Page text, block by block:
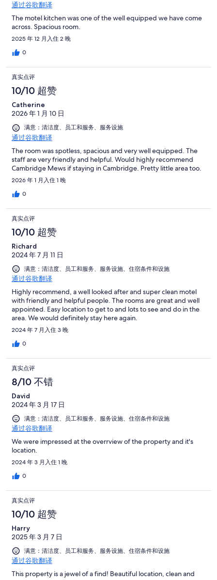
通过谷歌翻译
The motel kitchen was one of the well equipped we have come
across. Spacious room.
2025 年 12 月入住 2 晚
0
真实点评
10/10 超赞
Catherine
2026 年 1 月 10 日
满意：清洁度、员工和服务、服务设施
通过谷歌翻译
The room was spotless, spacious and very well equipped. The
staff are very friendly and helpful. Would highly recommend
Cambridge Mews if staying in Cambridge. Pretty little area too.
2026 年 1 月入住 1 晚
0
真实点评
10/10 超赞
Richard
2024 年 7 月 11 日
满意：清洁度、员工和服务、服务设施、住宿条件和设施
通过谷歌翻译
Highly recommend, a well looked after and super clean motel
with friendly and helpful people. The rooms are great and well
appointed. Easy location to get to and lots to see and do in the
area. We would definitely stay here again.
2024 年 7 月入住 3 晚
0
真实点评
8/10 不错
David
2024 年 3 月 17 日
满意：清洁度、员工和服务、服务设施、住宿条件和设施
通过谷歌翻译
We were impressed at the overrview of the property and it's
location.
2024 年 3 月入住 1 晚
0
真实点评
10/10 超赞
Harry
2025 年 3 月 7 日
满意：清洁度、员工和服务、服务设施、住宿条件和设施
通过谷歌翻译
This property is a jewel of a find! Beautiful location, clean and